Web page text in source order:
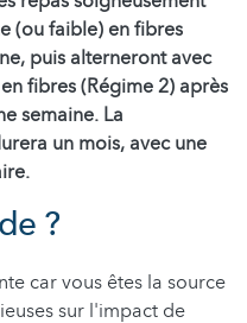
(ou faible) en fibres
puis alterneront avec
fibres (Régime 2) après
semaine. La
un mois, avec une
?
car vous êtes la source
sur l'impact de